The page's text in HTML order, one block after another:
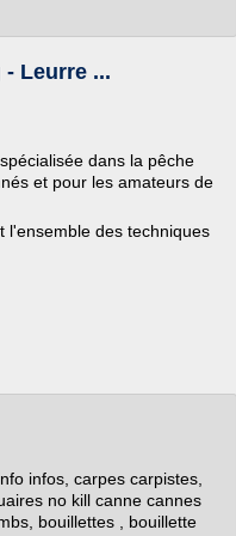
Leurre ...
dans la pêche
et pour les amateurs de
l'ensemble des techniques
infos, carpes carpistes,
no kill canne cannes
bouillettes , bouillette